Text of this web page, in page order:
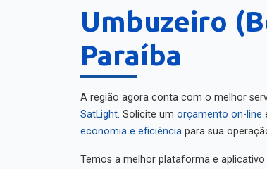
Umbuzeiro
Paraíba
A região agora conta com o melhor
SatLight . Solicite um orçamento on-line
economia e eficiência para sua
Temos a melhor plataforma e